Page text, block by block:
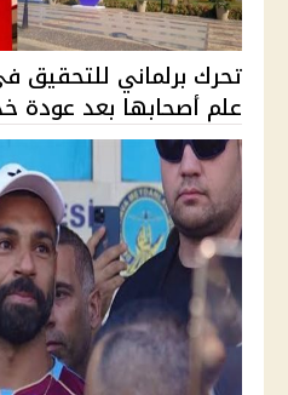
تحرك برلماني
علم أصحابها بعد عودة